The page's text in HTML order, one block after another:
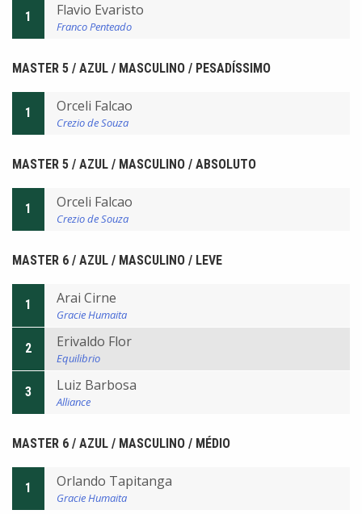
1 Flavio Evaristo
Franco Penteado
MASTER 5 / AZUL / MASCULINO / PESADÍSSIMO
1 Orceli Falcao
Crezio de Souza
MASTER 5 / AZUL / MASCULINO / ABSOLUTO
1 Orceli Falcao
Crezio de Souza
MASTER 6 / AZUL / MASCULINO / LEVE
1 Arai Cirne
Gracie Humaita
2 Erivaldo Flor
Equilibrio
3 Luiz Barbosa
Alliance
MASTER 6 / AZUL / MASCULINO / MÉDIO
1 Orlando Tapitanga
Gracie Humaita